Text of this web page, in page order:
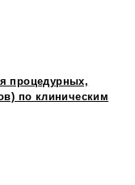
процедурных,
по клиническим